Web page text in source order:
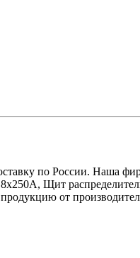
по России. Наша
Щит
от